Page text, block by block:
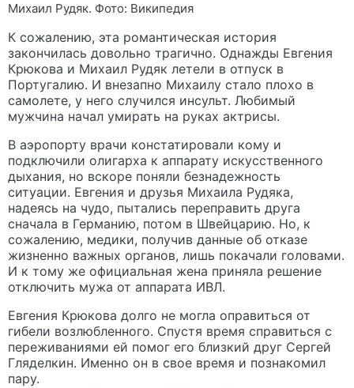
Михаил Рудяк. Фото: Википедия
К сожалению, эта романтическая история
закончилась довольно трагично. Однажды Евгения
Крюкова и Михаил Рудяк летели в отпуск в
Португалию. И внезапно Михаилу стало плохо в
самолете, у него случился инсульт. Любимый
мужчина начал умирать на руках актрисы.
В аэропорту врачи констатировали кому и
подключили олигарха к аппарату искусственного
дыхания, но вскоре поняли безнадежность
ситуации. Евгения и друзья Михаила Рудяка,
надеясь на чудо, пытались переправить друга
сначала в Германию, потом в Швейцарию. Но, к
сожалению, медики, получив данные об отказе
жизненно важных органов, лишь покачали головами.
И к тому же официальная жена приняла решение
отключить мужа от аппарата ИВЛ.
Евгения Крюкова долго не могла оправиться от
гибели возлюбленного. Спустя время справиться с
переживаниями ей помог его близкий друг Сергей
Гляделкин. Именно он в свое время и познакомил
пару.